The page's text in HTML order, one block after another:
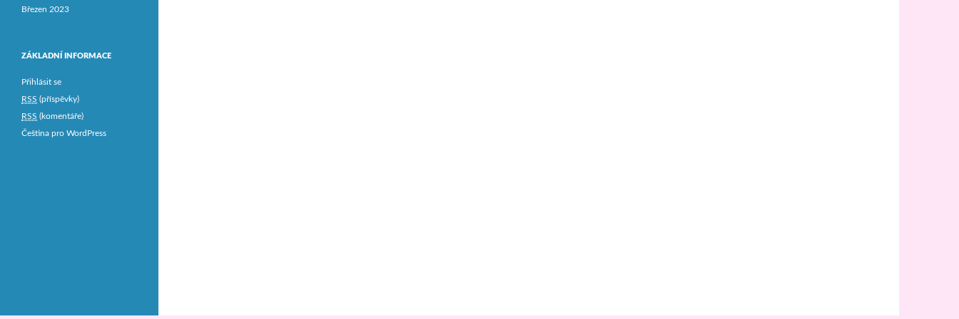
Březen 2023
ZÁKLADNÍ INFORMACE
Přihlásit se
RSS (příspěvky)
RSS (komentáře)
Čeština pro WordPress